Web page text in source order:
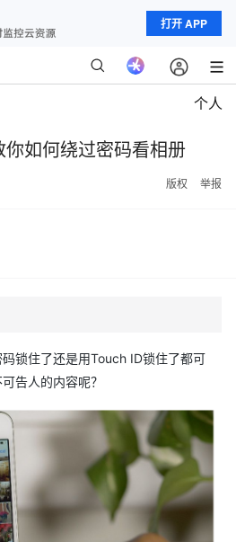
打开 APP
个人
如何绕过密码看相册
版权 举报
锁住了还是用Touch ID锁住了都可
告人的内容呢？